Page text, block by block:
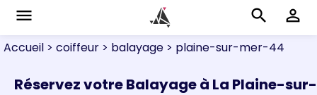
menu search perm_identity
Accueil > coiffeur > balayage > plaine-sur-mer-44
Réservez votre Balayage à La Plaine-sur-